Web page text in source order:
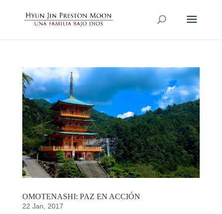
OMOTENASHI: PAZ EN ACCIÓN
22 Jan, 2017